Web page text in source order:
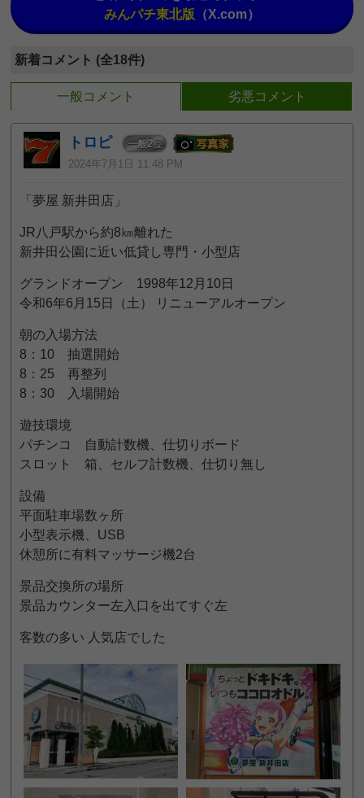
みんパチ東北版 （X.com）
新着コメント (全18件)
一般コメント 劣悪コメント
トロピ 一般2位
2024年7月1日 11:48 PM
「夢屋 新井田店」
JR八戸駅から約8㎞離れた
新井田公園に近い低貸し専門・小型店
グランドオープン 1998年12月10日
令和6年6月15日（土） リニューアルオープン
朝の入場方法
8：10 抽選開始
8：25 再整列
8：30 入場開始
遊技環境
パチンコ 自動計数機、仕切りボード
スロット 箱、セルフ計数機、仕切り無し
設備
平面駐車場数ヶ所
小型表示機、USB
休憩所に有料マッサージ機2台
景品交換所の場所
景品カウンター左入口を出てすぐ左
客数の多い 人気店でした